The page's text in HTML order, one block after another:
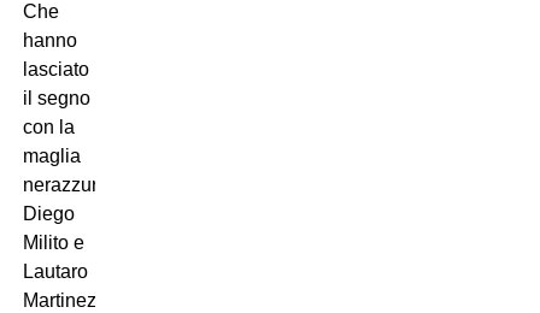
Che
hanno
lasciato
il segno
con la
maglia
nerazzurra:
Diego
Milito e
Lautaro
Martinez.